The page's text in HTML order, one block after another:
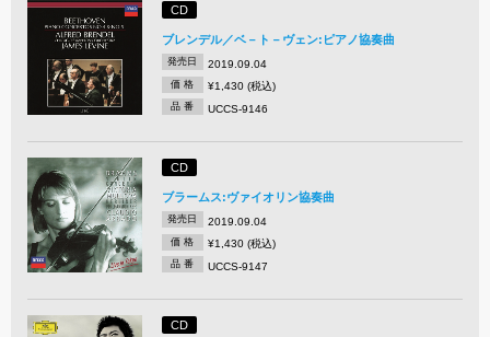
CD
ブレンデル／ベ－ト－ヴェン:ピアノ協奏曲
発売日 2019.09.04
価 格 ¥1,430 (税込)
品 番 UCCS-9146
CD
ブラームス:ヴァイオリン協奏曲
発売日 2019.09.04
価 格 ¥1,430 (税込)
品 番 UCCS-9147
CD